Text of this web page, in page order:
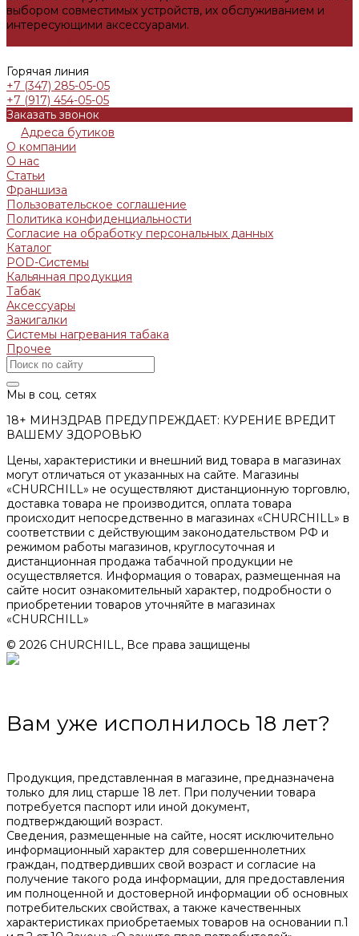
выбором совместимых устройств, их обслуживанием и
интересующими аксессуарами.
Горячая линия
+7 (347) 285-05-05
+7 (917) 454-05-05
Заказать звонок
Адреса бутиков
О компании
О нас
Статьи
Франшиза
Пользовательское соглашение
Политика конфиденциальности
Согласие на обработку персональных данных
Каталог
POD-Системы
Кальянная продукция
Табак
Аксессуары
Зажигалки
Системы нагревания табака
Прочее
Мы в соц. сетях
18+ МИНЗДРАВ ПРЕДУПРЕЖДАЕТ: КУРЕНИЕ ВРЕДИТ
ВАШЕМУ ЗДОРОВЬЮ
Цены, характеристики и внешний вид товара в магазинах
могут отличаться от указанных на сайте. Магазины
«CHURCHILL» не осуществляют дистанционную торговлю,
доставка товара не производится, оплата товара
происходит непосредственно в магазинах «CHURCHILL» в
соответствии с действующим законодательством РФ и
режимом работы магазинов, круглосуточная и
дистанционная продажа табачной продукции не
осуществляется. Информация о товарах, размещенная на
сайте носит ознакомительный характер, подробности о
приобретении товаров уточняйте в магазинах
«CHURCHILL»
© 2026 CHURCHILL, Все права защищены
Вам уже исполнилось 18 лет?
Продукция, представленная в магазине, предназначена
только для лиц старше 18 лет. При получении товара
потребуется паспорт или иной документ,
подтверждающий возраст.
Сведения, размещенные на сайте, носят исключительно
информационный характер для совершеннолетних
граждан, подтвердивших свой возраст и согласие на
получение такого рода информации, для предоставления
им полноценной и достоверной информации об основных
потребительских свойствах, а также качественных
характеристиках приобретаемых товаров на основании п.1